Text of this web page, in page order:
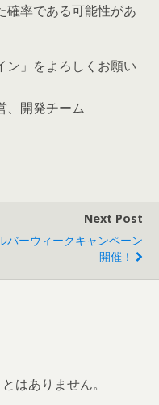
確率である可能性があ
ン」をよろしくお願い
、開発チーム
Next Post
バーウィークキャンペーン
開催！
はありません。